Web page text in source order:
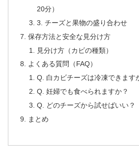
20分）
3. チーズと果物の盛り合わせ
保存方法と安全な見分け方
見分け方（カビの種類）
よくある質問（FAQ）
Q. 白カビチーズは冷凍できます
Q. 妊婦でも食べられますか？
Q. どのチーズから試せばいい？
まとめ